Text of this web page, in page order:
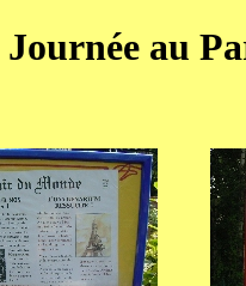
Journée au